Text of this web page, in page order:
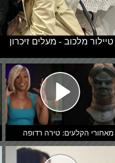
מאחורי הקלעים: טירה רדופה
טיילור מלכוב - מעלים זיכרון